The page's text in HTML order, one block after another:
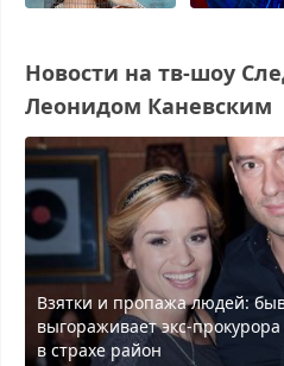
Новости на тв-шоу
Леонидом Каневским
Взятки и пропажа людей:
выгораживает экс-
в страхе район